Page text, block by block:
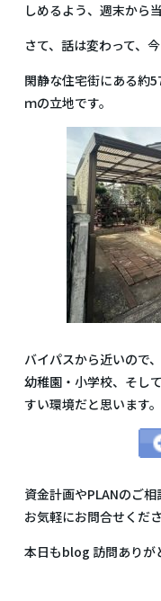
しめるよう、週末から
さて、話は変わって、
閑静な住宅街にある約
ｍの立地です。
バイパスから近いので
幼稚園・小学校、そし
すい環境だと思います。
資金計画やPLANのご相
お気軽にお問合せくださ
本日もblog 訪問あり